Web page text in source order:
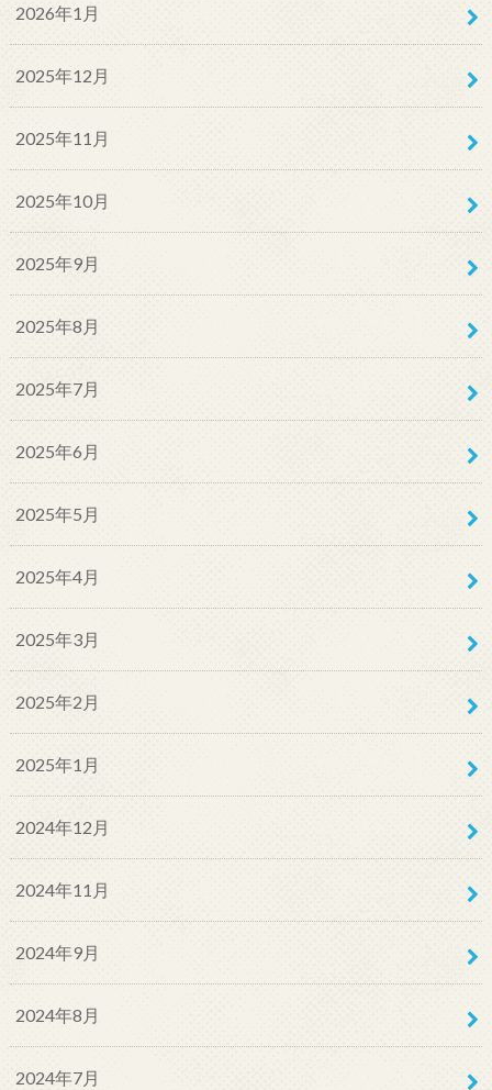
2026年1月
2025年12月
2025年11月
2025年10月
2025年9月
2025年8月
2025年7月
2025年6月
2025年5月
2025年4月
2025年3月
2025年2月
2025年1月
2024年12月
2024年11月
2024年9月
2024年8月
2024年7月